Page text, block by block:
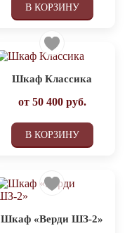
В КОРЗИНУ
Шкаф Классика
от 50 400руб.
В КОРЗИНУ
Шкаф «Верди ШЗ-2»